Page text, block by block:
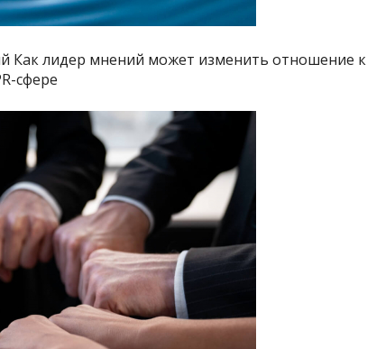
Как лидер мнений может изменить отношение к
сфере